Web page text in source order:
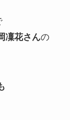
凜花さんの